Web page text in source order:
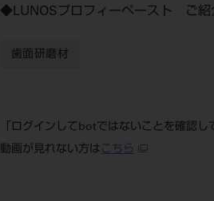
◆LUNOSプロフィーペースト ご紹
歯面研磨材
「ログインしてbotではないことを確認
動画が見れない方は こちら